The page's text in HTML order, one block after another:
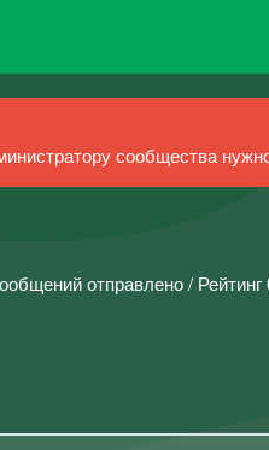
сообщества
отправлено / Рейтинг